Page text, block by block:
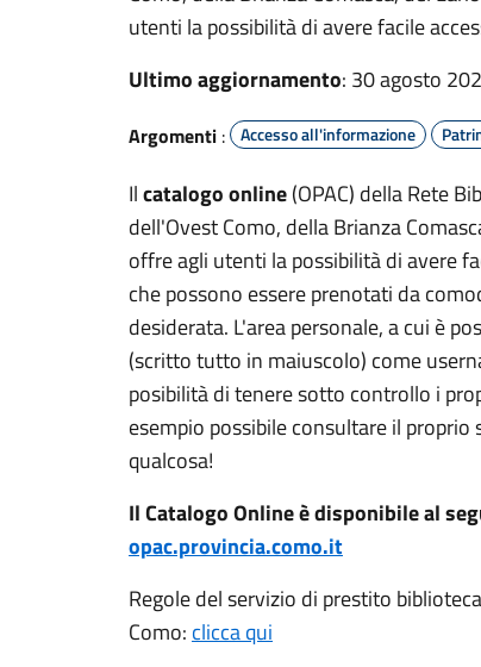
utenti la possibilità di avere facile
Ultimo aggiornamento: 30 agosto
Argomenti : Accesso all'informazione
Ilcatalogo online(OPAC) della Rete
dell'Ovest Como, della Brianza
offre agli utenti la possibilità di avere
che possono essere prenotati da
desiderata. L'area personale, a cui è
(scritto tutto in maiuscolo) come
posibilità di tenere sotto controllo i
esempio possibile consultare il
qualcosa!
Il Catalogo Online è disponibile al
opac.provincia.como.it
Regole del servizio di prestito
Como: clicca qui